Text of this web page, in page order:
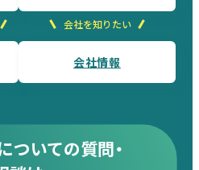
会社を知りたい
会社情報
ついての質問・